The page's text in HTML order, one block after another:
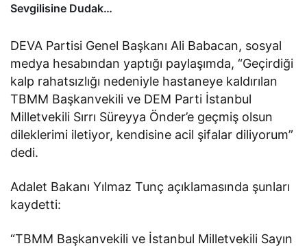
Sevgilisine Dudak
Hediyesi!
DEVA Partisi Genel Başkanı Ali Babacan, sosyal
medya hesabından yaptığı paylaşımda, “Geçirdiği
kalp rahatsızlığı nedeniyle hastaneye kaldırılan
TBMM Başkanvekili ve DEM Parti İstanbul
Milletvekili Sırrı Süreyya Önder’e geçmiş olsun
dileklerimi iletiyor, kendisine acil şifalar diliyorum”
dedi.
Adalet Bakanı Yılmaz Tunç açıklamasında şunları
kaydetti:
“TBMM Başkanvekili ve İstanbul Milletvekili Sayın